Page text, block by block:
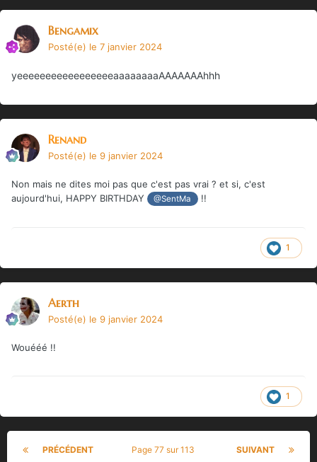
Bengamix
Posté(e) le 7 janvier 2024
yeeeeeeeeeeeeeeeeeaaaaaaaaAAAAAAAhhh
Renand
Posté(e) le 9 janvier 2024
Non mais ne dites moi pas que c'est pas vrai ? et si, c'est
aujourd'hui, HAPPY BIRTHDAY
@SentMa !!
1
Aerth
Posté(e) le 9 janvier 2024
Wouééé !!
1
PRÉCÉDENT SUIVANT
Page 77 sur 113